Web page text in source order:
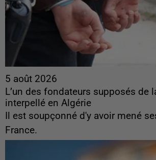
5 août 2026
L’un des fondateurs supposés de
interpellé en Algérie
Il est soupçonné d'y avoir mené
France.